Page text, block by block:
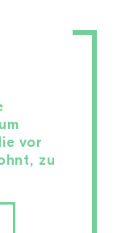
vor
zu